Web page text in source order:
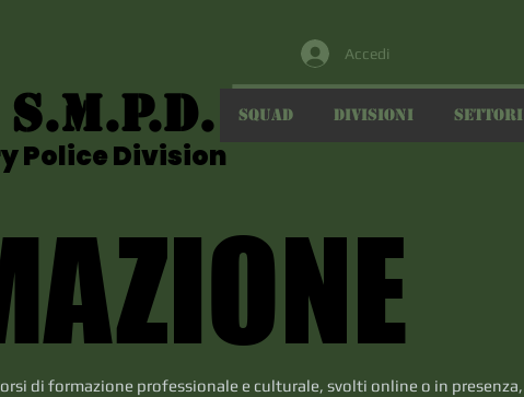
Police Division
Police Division
Accedi
SQUAD DIVISIONI SETTORI
di formazione professionale e culturale, svolti online o in presenza,